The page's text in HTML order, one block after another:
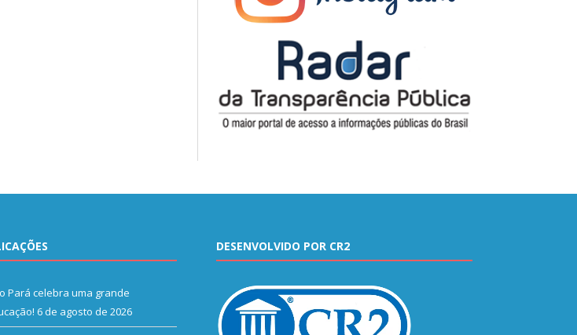
Pará celebra uma grande
6 de agosto de 2026
DESENVOLVIDO POR CR2